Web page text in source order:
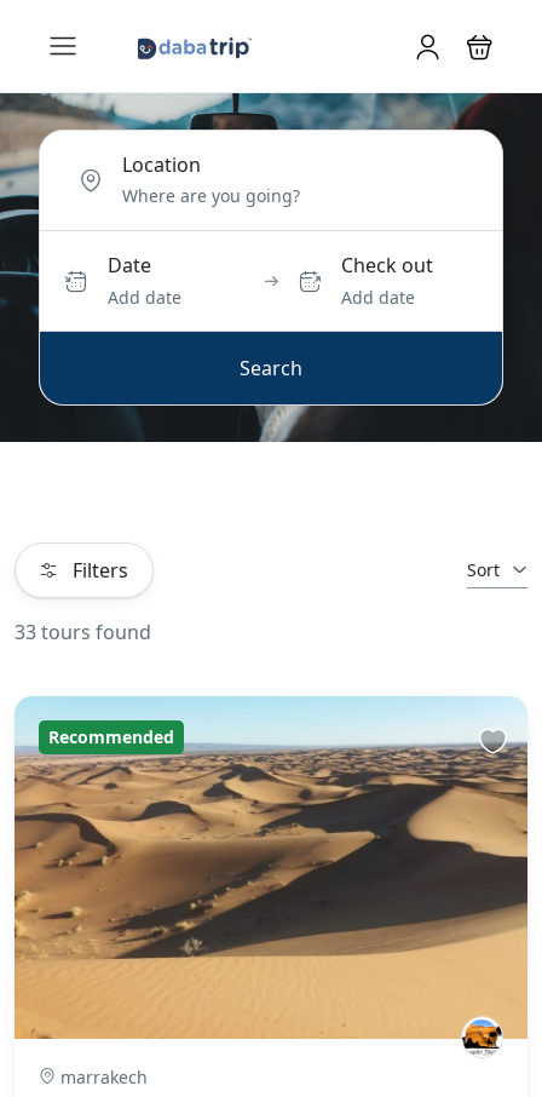
Location
Date
Add date
Check out
Add date
Search
Filters Sort
33 tours found
Recommended
marrakech